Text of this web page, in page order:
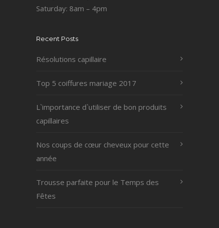
Saturday: 8am – 4pm
Recent Posts
Résolutions capillaire
Top 5 coiffures mariage 2017
L`importance d`utiliser de bon produits
capillaires
Nos coups de cœur cheveux pour cette
année
Trousse parfaite pour le Temps des
Fêtes